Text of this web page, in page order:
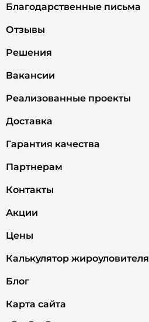
Благодарственные письма
Отзывы
Решения
Вакансии
Реализованные проекты
Доставка
Гарантия качества
Партнерам
Контакты
Акции
Цены
Калькулятор жироуловителя
Блог
Карта сайта